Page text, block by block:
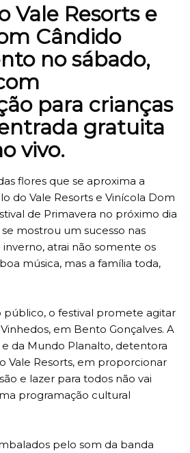
Vale Resorts e
Cândido
no sábado,
para crianças
gratuita
vivo.
flores que se aproxima a
do Vale Resorts e Vinícola Dom
de Primavera no próximo dia
mostrou um sucesso nas
atrai não somente os
música, mas a família toda,
público, o festival promete agitar
em Bento Gonçalves. A
da Mundo Planalto, detentora
Vale Resorts, em proporcionar
e lazer para todos não vai
programação cultural
pelo som da banda